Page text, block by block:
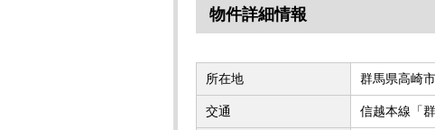
物件詳細情報
所在地 群馬県高崎
交通 信越本線「